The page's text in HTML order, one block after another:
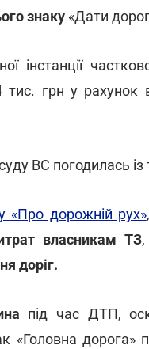
знаку «Дати
інстанції
тис. грн у рахунок
ВС погодилась
«Про дорожній рух»
власникам ТЗ
доріг.
під час ДТП,
«Головна